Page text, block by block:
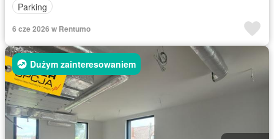
Parking
6 cze 2026 w Rentumo
Dużym zainteresowaniem